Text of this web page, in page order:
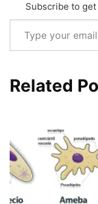
Subscribe to
Type your email…
Related